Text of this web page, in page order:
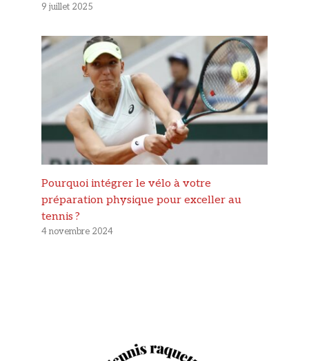
9 juillet 2025
Pourquoi intégrer le vélo à votre
préparation physique pour exceller au
tennis ?
4 novembre 2024